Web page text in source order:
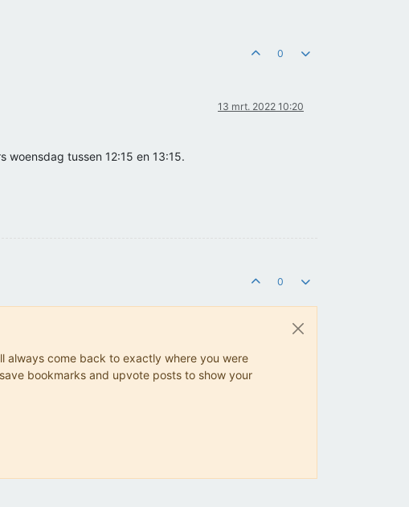
0
13 mrt. 2022 10:20
woensdag tussen 12:15 en 13:15.
0
always come back to exactly where you were
bookmarks and upvote posts to show your